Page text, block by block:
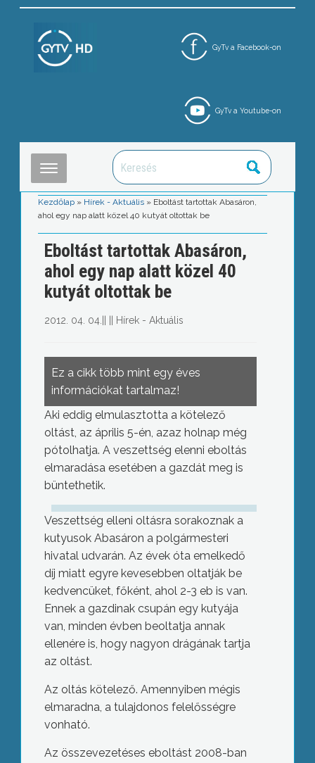
GyTv a Facebook-on
GyTv a Youtube-on
Kezdőlap » Hírek - Aktuális » Eboltást tartottak Abasáron,
ahol egy nap alatt közel 40 kutyát oltottak be
Eboltást tartottak Abasáron,
ahol egy nap alatt közel 40
kutyát oltottak be
2012. 04. 04. Hírek - Aktuális
Ez a cikk több mint egy éves
információkat tartalmaz!
Aki eddig elmulasztotta a kötelező
oltást, az április 5-én, azaz holnap még
pótolhatja. A veszettség elenni eboltás
elmaradása esetében a gazdát meg is
büntethetik.
Veszettség elleni oltásra sorakoznak a
kutyusok Abasáron a polgármesteri
hivatal udvarán. Az évek óta emelkedő
díj miatt egyre kevesebben oltatják be
kedvencüket, főként, ahol 2-3 eb is van.
Ennek a gazdinak csupán egy kutyája
van, minden évben beoltatja annak
ellenére is, hogy nagyon drágának tartja
az oltást.
Az oltás kötelező. Amennyiben mégis
elmaradna, a tulajdonos felelősségre
vonható.
Az összevezetéses eboltást 2008-ban